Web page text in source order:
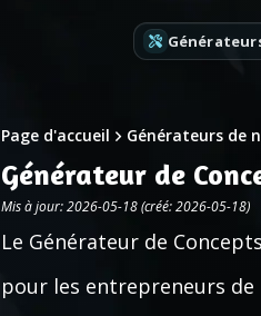
Page d'accueil Générateurs de
Générateur de
Mis à jour: 2026-05-18 (créé: 2026-05-18)
Le Générateur de
pour les entrepreneurs